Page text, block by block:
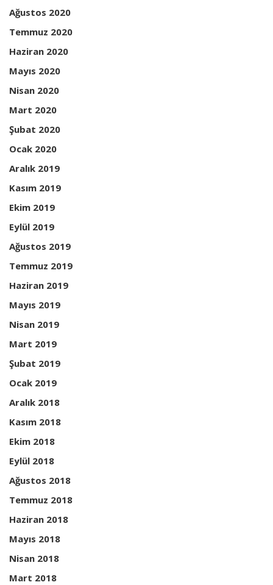
Ağustos 2020
Temmuz 2020
Haziran 2020
Mayıs 2020
Nisan 2020
Mart 2020
Şubat 2020
Ocak 2020
Aralık 2019
Kasım 2019
Ekim 2019
Eylül 2019
Ağustos 2019
Temmuz 2019
Haziran 2019
Mayıs 2019
Nisan 2019
Mart 2019
Şubat 2019
Ocak 2019
Aralık 2018
Kasım 2018
Ekim 2018
Eylül 2018
Ağustos 2018
Temmuz 2018
Haziran 2018
Mayıs 2018
Nisan 2018
Mart 2018